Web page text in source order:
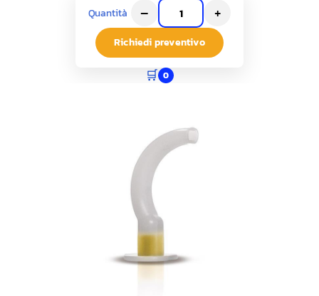
Quantità – +
Richiedi preventivo
🛒 0